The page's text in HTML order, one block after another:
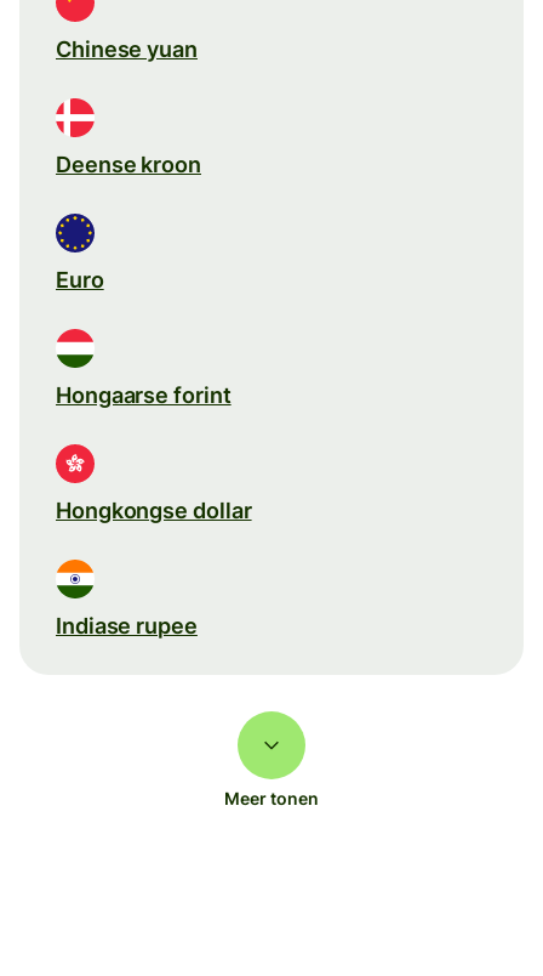
Chinese yuan
Deense kroon
Euro
Hongaarse forint
Hongkongse dollar
Indiase rupee
Meer tonen